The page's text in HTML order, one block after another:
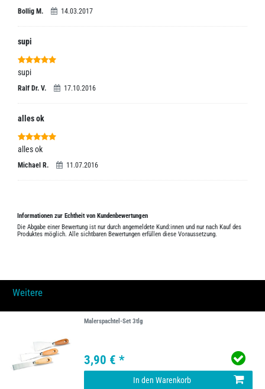
Bollig M. 14.03.2017
supi
supi
Ralf Dr. V. 17.10.2016
alles ok
alles ok
Michael R. 11.07.2016
Informationen zur Echtheit von Kundenbewertungen
Die Abgabe einer Bewertung ist nur durch angemeldete Kund:innen und nur nach Kauf des
Produktes möglich. Alle sichtbaren Bewertungen erfüllen diese Voraussetzung.
Weitere
Malerspachtel-Set 3tlg
3,90 € *
In den Warenkorb